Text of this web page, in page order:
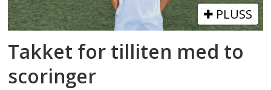
PLUSS
Takket for tilliten med to
scoringer